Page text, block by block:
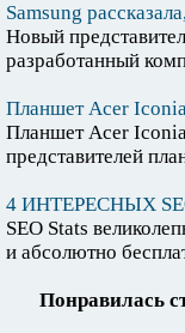
Samsung
Новый
разработанный
Планшет Acer
Планшет Acer
представителей
4 ИНТЕРЕСНЫХ
SEO Stats
и абсолютно
Понравилась